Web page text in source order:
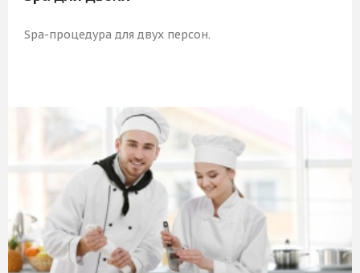
Spa-процедура для двух персон.
КУПИТЬ